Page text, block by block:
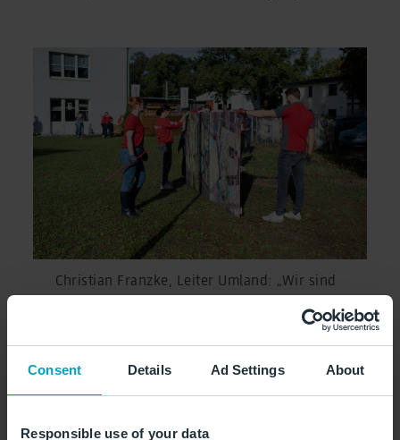
Consent Details Ad Settings About
Responsible use of your data
Christian Franzke, Leiter Umland: „Wir sind
unterstützen gerne solche Projekte im
Flughafenumfeld. Insofern freuen wir uns
besonders, dass die Kinder hier in
Eichwalde dank unserer Hilfe eine tolle